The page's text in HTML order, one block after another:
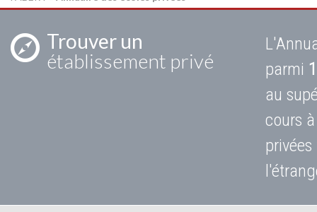
Trouver un
établissement privé
parmi
au
cours